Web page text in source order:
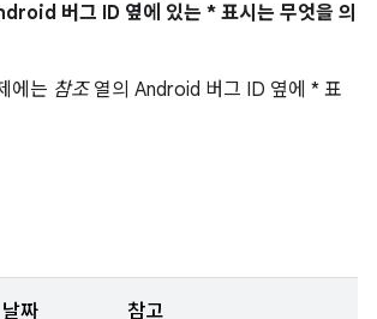
버그 ID 옆에 있는 * 표시는 무엇을 의
에는 참조열의 Android 버그 ID 옆에 * 표
날짜 참고